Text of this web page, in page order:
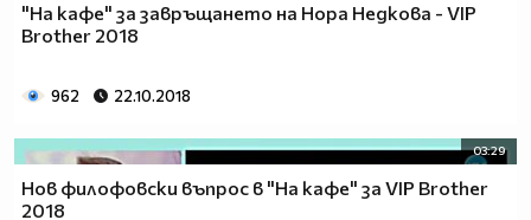
"На кафе" за завръщането на Нора Недкова - VIP
Brother 2018
962 22.10.2018
03:29
Нов филофовски въпрос в "На кафе" за VIP Brother
2018